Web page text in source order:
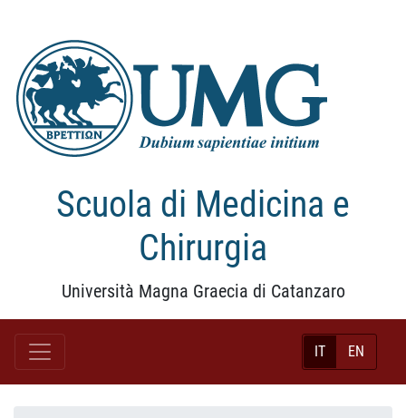
Scuola di Medicina e
Chirurgia
Università Magna Graecia di Catanzaro
IT EN